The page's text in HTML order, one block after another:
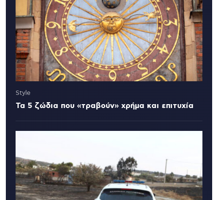
Style
Τα 5 ζώδια που «τραβούν» χρήμα και επιτυχία